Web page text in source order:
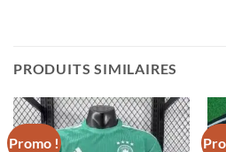
PRODUITS SIMILAIRES
Promo !